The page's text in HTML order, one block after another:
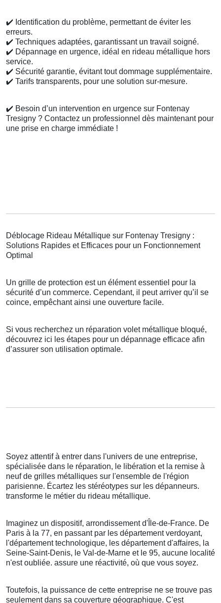
✔️ Identification du problème, permettant de éviter les
erreurs.
✔️ Techniques adaptées, garantissant un travail soigné.
✔️ Dépannage en urgence, idéal en rideau métallique hors
service.
✔️ Sécurité garantie, évitant tout dommage supplémentaire.
✔️ Tarifs transparents, pour une solution sur-mesure.
✔️ Besoin d’un intervention en urgence sur Fontenay
Tresigny ? Contactez un professionnel dès maintenant pour
une prise en charge immédiate !
Déblocage Rideau Métallique sur Fontenay Tresigny :
Solutions Rapides et Efficaces pour un Fonctionnement
Optimal
Un grille de protection est un élément essentiel pour la
sécurité d’un commerce. Cependant, il peut arriver qu’il se
coince, empêchant ainsi une ouverture facile.
Si vous recherchez un réparation volet métallique bloqué,
découvrez ici les étapes pour un dépannage efficace afin
d’assurer son utilisation optimale.
Soyez attentif à entrer dans l'univers de une entreprise,
spécialisée dans le réparation, le libération et la remise à
neuf de grilles métalliques sur l'ensemble de l'région
parisienne. Écartez les stéréotypes sur les dépanneurs.
transforme le métier du rideau métallique.
Imaginez un dispositif, arrondissement d'Île-de-France. De
Paris à la 77, en passant par les département verdoyant,
l'département technologique, les département d'affaires, la
Seine-Saint-Denis, le Val-de-Marne et le 95, aucune localité
n'est oubliée. assure une réactivité, où que vous soyez.
Toutefois, la puissance de cette entreprise ne se trouve pas
seulement dans sa couverture géographique. C'est